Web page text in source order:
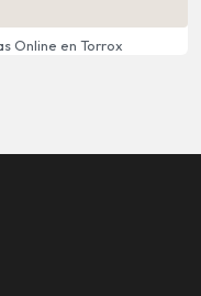
Online en Torrox